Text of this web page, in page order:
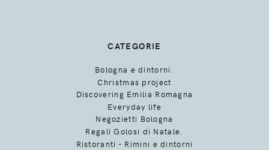
CATEGORIE
Bologna e dintorni.
Christmas project
Discovering Emilia Romagna
Everyday life
Negozietti Bologna
Regali Golosi di Natale.
Ristoranti - Rimini e dintorni